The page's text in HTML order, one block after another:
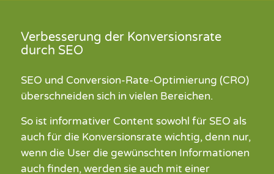
Verbesserung der Konversionsrate
durch SEO
SEO und Conversion-Rate-Optimierung (CRO)
überschneiden sich in vielen Bereichen.
So ist informativer Content sowohl für SEO als
auch für die Konversionsrate wichtig, denn nur,
wenn die User die gewünschten Informationen
auch finden, werden sie auch mit einer